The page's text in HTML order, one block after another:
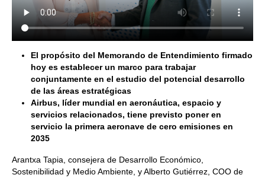
El propósito del Memorando de Entendimiento firmado
hoy es establecer un marco para trabajar
conjuntamente en el estudio del potencial desarrollo
de las áreas estratégicas
Airbus, líder mundial en aeronáutica, espacio y
servicios relacionados, tiene previsto poner en
servicio la primera aeronave de cero emisiones en
2035
Arantxa Tapia, consejera de Desarrollo Económico,
Sostenibilidad y Medio Ambiente, y Alberto Gutiérrez, COO de